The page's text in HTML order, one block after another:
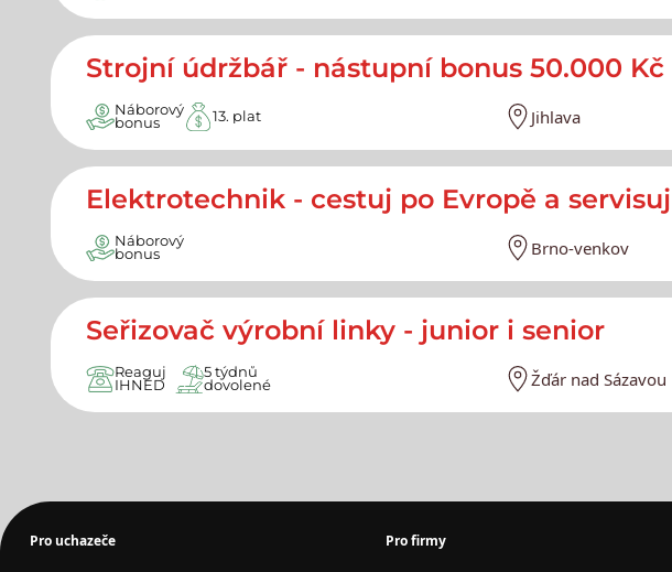
Strojní údržbář - nástupní bonus 50.000 Kč
Náborový
bonus
13. plat Jihlava
Elektrotechnik - cestuj po Evropě a
Náborový
bonus
Brno-venkov
Seřizovač výrobní linky - junior i senior
Reaguj
IHNED
5 týdnů
dovolené
Žďár nad Sázavou
Pro uchazeče Pro firmy